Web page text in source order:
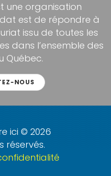
une organisation
est de répondre à
issu de toutes les
dans l’ensemble des
Québec.
NOUS
ici © 2026
réservés.